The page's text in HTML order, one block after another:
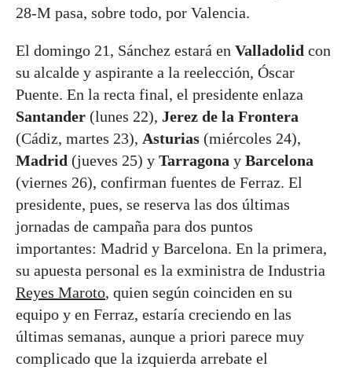
28-M pasa, sobre todo, por Valencia.
El domingo 21, Sánchez estará en Valladolid con
su alcalde y aspirante a la reelección, Óscar
Puente. En la recta final, el presidente enlaza
Santander (lunes 22), Jerez de la Frontera
(Cádiz, martes 23), Asturias (miércoles 24),
Madrid (jueves 25) y Tarragona y Barcelona
(viernes 26), confirman fuentes de Ferraz. El
presidente, pues, se reserva las dos últimas
jornadas de campaña para dos puntos
importantes: Madrid y Barcelona. En la primera,
su apuesta personal es la exministra de Industria
Reyes Maroto, quien según coinciden en su
equipo y en Ferraz, estaría creciendo en las
últimas semanas, aunque a priori parece muy
complicado que la izquierda arrebate el